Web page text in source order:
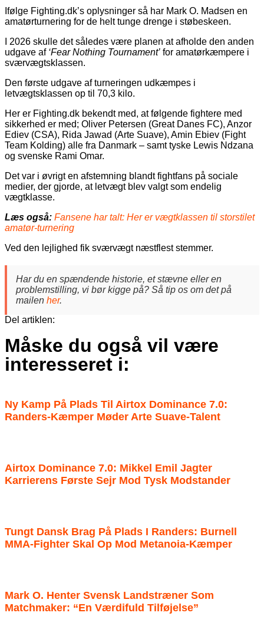
Ifølge Fighting.dk’s oplysninger så har Mark O. Madsen en
amatørturnering for de helt tunge drenge i støbeskeen.
I 2026 skulle det således være planen at afholde den anden
udgave af ‘Fear Nothing Tournament’ for amatørkæmpere i
sværvægtsklassen.
Den første udgave af turneringen udkæmpes i
letvægtsklassen op til 70,3 kilo.
Her er Fighting.dk bekendt med, at følgende fightere med
sikkerhed er med; Oliver Petersen (Great Danes FC), Anzor
Ediev (CSA), Rida Jawad (Arte Suave), Amin Ebiev (Fight
Team Kolding) alle fra Danmark – samt tyske Lewis Ndzana
og svenske Rami Omar.
Det var i øvrigt en afstemning blandt fightfans på sociale
medier, der gjorde, at letvægt blev valgt som endelig
vægtklasse.
Læs også: Fansene har talt: Her er vægtklassen til storstilet
amatør-turnering
Ved den lejlighed fik sværvægt næstflest stemmer.
Har du en spændende historie, et stævne eller en
problemstilling, vi bør kigge på? Så tip os om det på
mailen her.
Del artiklen:
Måske du også vil være
interesseret i:
Ny Kamp På Plads Til Airtox Dominance 7.0:
Randers-Kæmper Møder Arte Suave-Talent
Airtox Dominance 7.0: Mikkel Emil Jagter
Karrierens Første Sejr Mod Tysk Modstander
Tungt Dansk Brag På Plads I Randers: Burnell
MMA-Fighter Skal Op Mod Metanoia-Kæmper
Mark O. Henter Svensk Landstræner Som
Matchmaker: “En Værdifuld Tilføjelse”